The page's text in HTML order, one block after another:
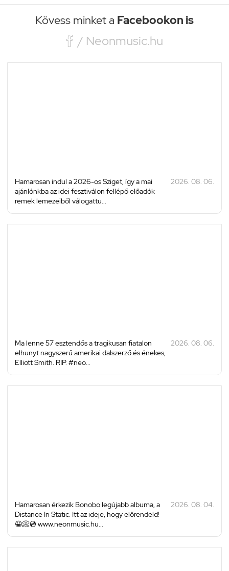
Kövess minket a Facebookon is
 / Neonmusic.hu
Hamarosan indul a 2026-os Sziget, így a mai
ajánlónkba az idei fesztiválon fellépő előadók
remek lemezeiből válogattu...
2026. 08. 06.
Ma lenne 57 esztendős a tragikusan fiatalon
elhunyt nagyszerű amerikai dalszerző és énekes,
Elliott Smith. RIP. #neo...
2026. 08. 06.
Hamarosan érkezik Bonobo legújabb albuma, a
Distance In Static. Itt az ideje, hogy előrendeld!
😀📀💿 www.neonmusic.hu...
2026. 08. 04.